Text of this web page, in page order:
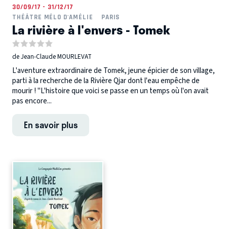
30/09/17 - 31/12/17
THÉÂTRE MÉLO D'AMÉLIE
PARIS
La rivière à l'envers - Tomek
de Jean-Claude MOURLEVAT
L'aventure extraordinaire de Tomek, jeune épicier de son village,
parti à la recherche de la Rivière Qjar dont l'eau empêche de
mourir ! "L'histoire que voici se passe en un temps où l'on avait
pas encore...
En savoir plus